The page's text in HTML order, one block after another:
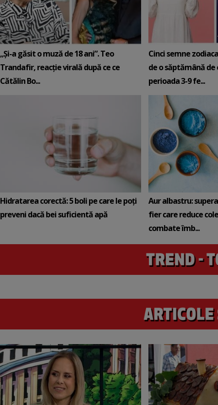
„Și-a găsit o muză de 18 ani”. Teo
Trandafir, reacție virală după ce ce
Cătălin Bo...
Cinci semne
de o săptămână de
perioada 3-9 fe...
Hidratarea corectă: 5 boli pe care le poți
preveni dacă bei suficientă apă
Aur albastru:
fier care reduce
combate îmb...